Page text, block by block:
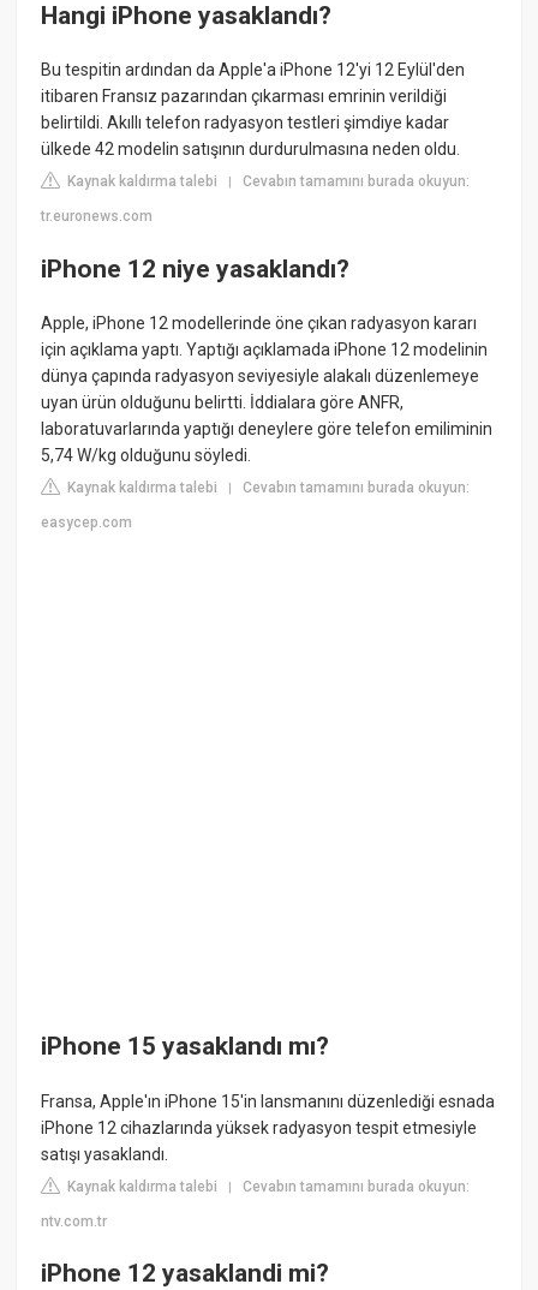
Hangi iPhone yasaklandı?
Bu tespitin ardından da Apple'a iPhone 12'yi 12 Eylül'den
itibaren Fransız pazarından çıkarması emrinin verildiği
belirtildi. Akıllı telefon radyasyon testleri şimdiye kadar
ülkede 42 modelin satışının durdurulmasına neden oldu.
Kaynak kaldırma talebi |Cevabın tamamını burada okuyun:
tr.euronews.com
iPhone 12 niye yasaklandı?
Apple, iPhone 12 modellerinde öne çıkan radyasyon kararı
için açıklama yaptı. Yaptığı açıklamada iPhone 12 modelinin
dünya çapında radyasyon seviyesiyle alakalı düzenlemeye
uyan ürün olduğunu belirtti. İddialara göre ANFR,
laboratuvarlarında yaptığı deneylere göre telefon emiliminin
5,74 W/kg olduğunu söyledi.
Kaynak kaldırma talebi |Cevabın tamamını burada okuyun:
easycep.com
iPhone 15 yasaklandı mı?
Fransa, Apple'ın iPhone 15'in lansmanını düzenlediği esnada
iPhone 12 cihazlarında yüksek radyasyon tespit etmesiyle
satışı yasaklandı.
Kaynak kaldırma talebi |Cevabın tamamını burada okuyun:
ntv.com.tr
iPhone 12 yasaklandi mi?